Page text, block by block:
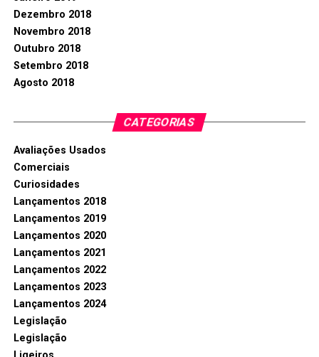
Dezembro 2018
Novembro 2018
Outubro 2018
Setembro 2018
Agosto 2018
CATEGORIAS
Avaliações Usados
Comerciais
Curiosidades
Lançamentos 2018
Lançamentos 2019
Lançamentos 2020
Lançamentos 2021
Lançamentos 2022
Lançamentos 2023
Lançamentos 2024
Legislação
Legislação